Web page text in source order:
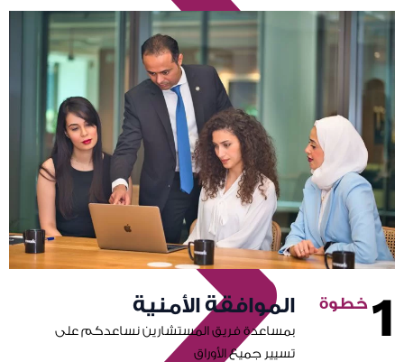
1 الموافقة الأمنية
بمساعدة فريق المستشارين نساعدكم على
تسيير جميع الأوراق